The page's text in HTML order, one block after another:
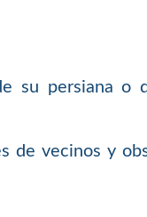
su persiana o
de vecinos y